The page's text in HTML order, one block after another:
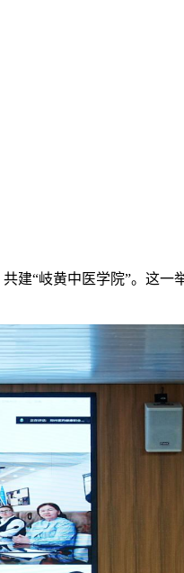
建“岐黄中医学院”。这一